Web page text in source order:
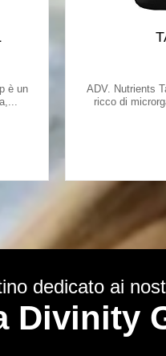
è un
ADV. Nutrients
ricco di
dedicato ai
Divinity